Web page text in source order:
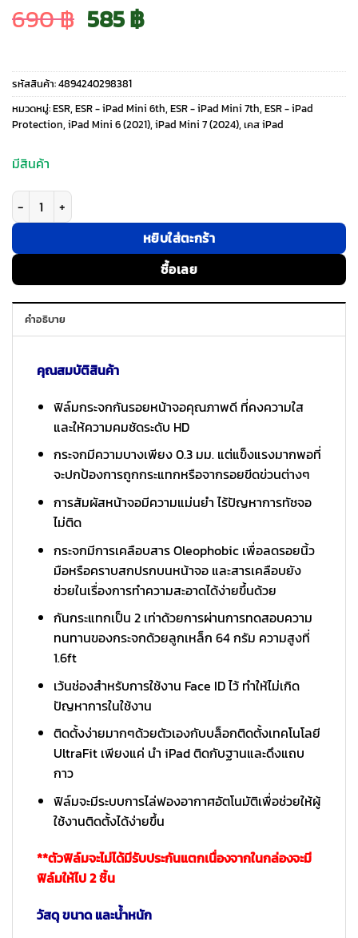
690฿ Original
price
was:
585฿Current
price
is:
รหัสสินค้า:4894240298381
หมวดหมู่:ESR, ESR - iPad Mini 6th, ESR - iPad Mini 7th, ESR - iPad
Protection, iPad Mini 6 (2021), iPad Mini 7 (2024), เคส iPad
มีสินค้า
จำนวน ESR รุ่น UltraFit Classic Screen Protector - ฟิล์มหน้าจอ iPad
หยิบใส่ตะกร้า
ซื้อเลย
คำอธิบาย
คุณสมบัติสินค้า
ฟิล์มกระจกกันรอยหน้าจอคุณภาพดี ที่คงความใส
และให้ความคมชัดระดับ HD
กระจกมีความบางเพียง 0.3 มม. แต่แข็งแรงมากพอที่
จะปกป้องการถูกกระแทกหรือจากรอยขีดข่วนต่างๆ
การสัมผัสหน้าจอมีความแม่นยำ ไร้ปัญหาการทัชจอ
ไม่ติด
กระจกมีการเคลือบสาร Oleophobic เพื่อลดรอยนิ้ว
มือหรือคราบสกปรกบนหน้าจอ และสารเคลือบยัง
ช่วยในเรื่องการทำความสะอาดได้ง่ายขึ้นด้วย
กันกระแทกเป็น 2 เท่าด้วยการผ่านการทดสอบความ
ทนทานของกระจกด้วยลูกเหล็ก 64 กรัม ความสูงที่
1.6ft
เว้นช่องสำหรับการใช้งาน Face ID ไว้ ทำให้ไม่เกิด
ปัญหาการในใช้งาน
ติดตั้งง่ายมากๆด้วยตัวเองกับบล็อกติดตั้งเทคโนโลยี
UltraFit เพียงแค่ นำ iPad ติดกับฐานและดึงแถบ
กาว
ฟิล์มจะมีระบบการไล่ฟองอากาศอัตโนมัติเพื่อช่วยให้ผู้
ใช้งานติดตั้งได้ง่ายขึ้น
**ตัวฟิล์มจะไม่ได้มีรับประกันแตกเนื่องจากในกล่องจะมี
ฟิล์มให้ไป 2 ชิ้น
วัสดุ ขนาด และน้ำหนัก